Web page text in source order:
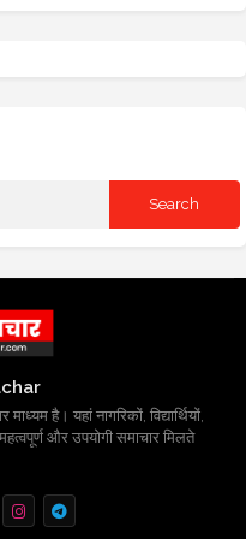
है। यहां नागरिकों, विद्यार्थियों,
और उपयोगी समाचार मिलते